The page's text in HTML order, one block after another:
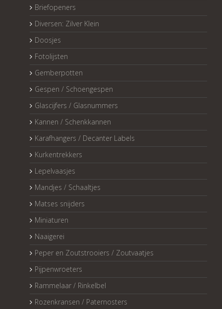
Briefopeners
Diversen: Zilver Klein
Doosjes
Fotolijsten
Gemberpotten
Gespen / Schoengespen
Glascijfers / Glasnummers
Kannen / Schenkkannen
Karafhangers / Decanter Labels
Kurkentrekkers
Lepelvaasjes
Mandjes / Schaaltjes
Matses snijders
Miniaturen
Naaigerei
Peper en Zoutstrooiers / Zoutvaatjes
Pijpenwroeters
Rammelaar / Rinkelbel
Rozenkransen / Paternosters